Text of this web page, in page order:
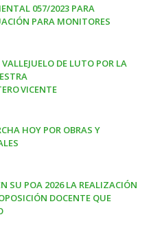
057/2023 PARA
PARA MONITORES
DE LUTO POR LA
VICENTE
HOY POR OBRAS Y
SU POA 2026 LA REALIZACIÓN
DOCENTE QUE